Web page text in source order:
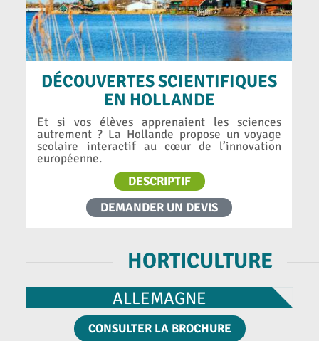
DÉCOUVERTES SCIENTIFIQUES
EN HOLLANDE
Et si vos élèves apprenaient les sciences
autrement ? La Hollande propose un voyage
scolaire interactif au cœur de l’innovation
européenne.
DESCRIPTIF
DEMANDER UN DEVIS
HORTICULTURE
ALLEMAGNE
CONSULTER LA BROCHURE